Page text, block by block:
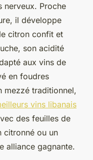
nerveux. Proche
il développe
citron confit et
son acidité
aux vins de
en foudres
mezzé traditionnel,
vins libanais
des feuilles de
citronné ou un
alliance gagnante.